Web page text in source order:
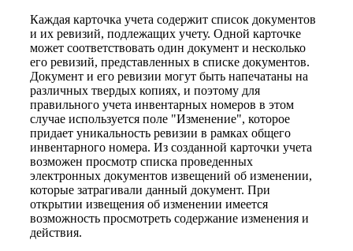
Каждая карточка учета содержит список документов
и их ревизий, подлежащих учету. Одной карточке
может соответствовать один документ и несколько
его ревизий, представленных в списке документов.
Документ и его ревизии могут быть напечатаны на
различных твердых копиях, и поэтому для
правильного учета инвентарных номеров в этом
случае используется поле "Изменение", которое
придает уникальность ревизии в рамках общего
инвентарного номера. Из созданной карточки учета
возможен просмотр списка проведенных
электронных документов извещений об изменении,
которые затрагивали данный документ. При
открытии извещения об изменении имеется
возможность просмотреть содержание изменения и
действия.